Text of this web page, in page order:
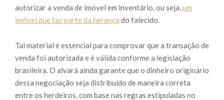
autorizar a venda de imóvel em inventário, ou seja,um
imóvel que faz parte da herança do falecido.
Tal material é essencial para comprovar que a transação de
venda foi autorizada e é válida conforme a legislação
brasileira. O alvará ainda garante que o dinheiro originário
dessa negociação seja distribuído de maneira correta
entre os herdeiros, com base nas regras estipuladas no